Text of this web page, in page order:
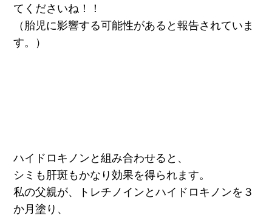
てくださいね！！
（胎児に影響する可能性があると報告されていま
す。）
ハイドロキノンと組み合わせると、
シミも肝斑もかなり効果を得られます。
私の父親が、トレチノインとハイドロキノンを３
か月塗り、